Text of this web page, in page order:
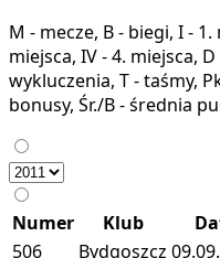
M - mecze, B - biegi, I -
miejsca, IV - 4. miejsca,
wykluczenia, T - taśmy,
bonusy, Śr./B - średnia
Numer Klub
506
Bydgoszcz